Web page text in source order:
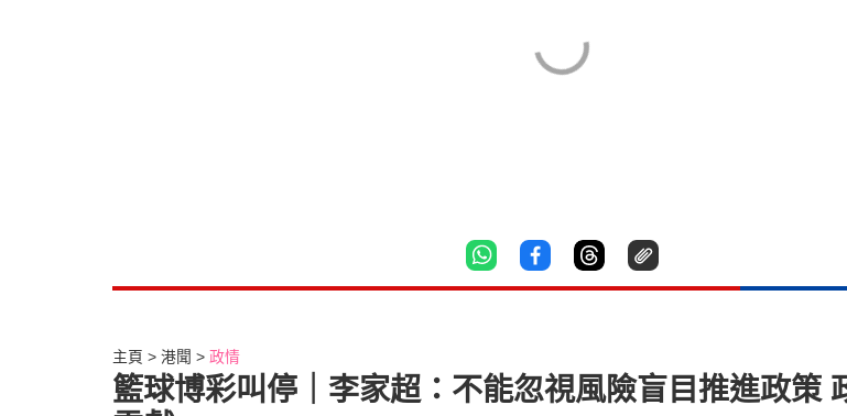
主頁 港聞 政情
籃球博彩叫停｜李家超：不能忽視風險盲目推進政策